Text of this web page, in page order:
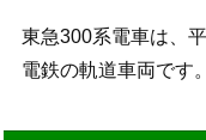
東急300系電車は、
電鉄の軌道車両です。